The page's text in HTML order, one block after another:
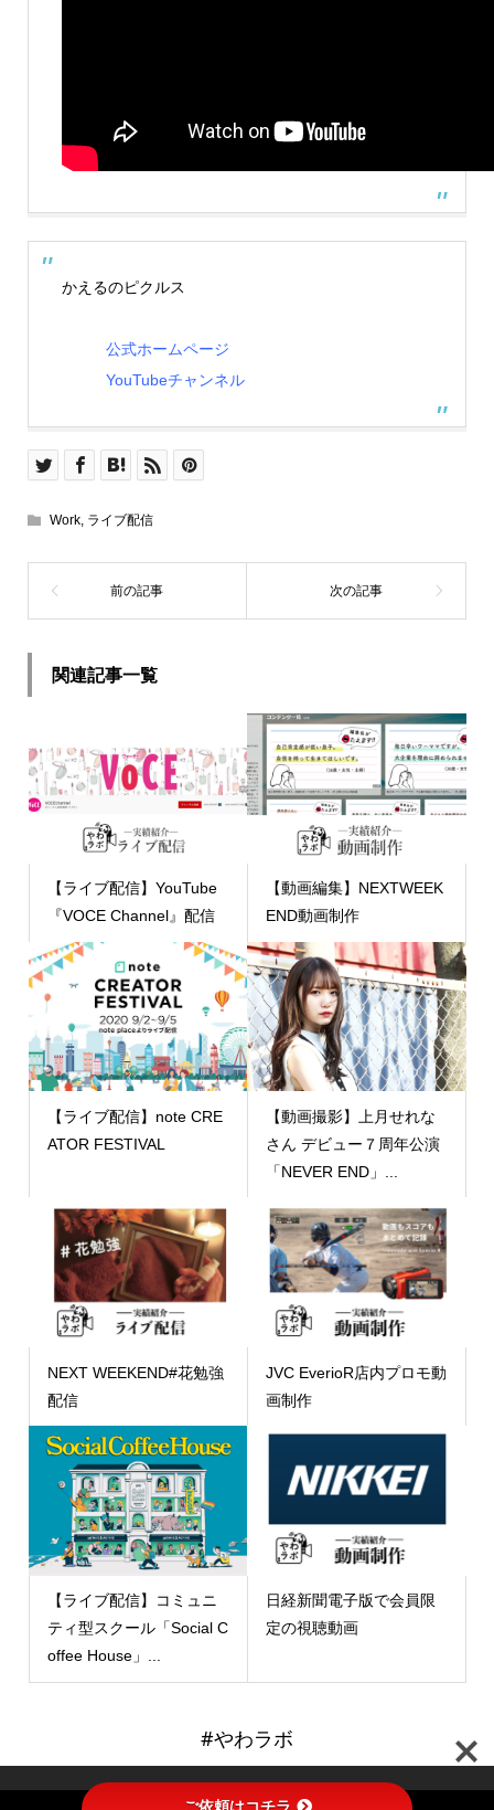
かえるのピクルス
公式ホームページ
YouTubeチャンネル
Work, ライブ配信
関連記事一覧
【ライブ配信】YouTube
『VOCE Channel』配信
【動画編集】NEXTWEEK
END動画制作
【ライブ配信】note CRE
ATOR FESTIVAL
【動画撮影】上月せれな
さん デビュー７周年公演
「NEVER END」...
NEXT WEEKEND#花勉強
配信
JVC EverioR店内プロモ動
画制作
【ライブ配信】コミュニ
ティ型スクール「Social C
offee House」...
日経新聞電子版で会員限
定の視聴動画
#やわラボ